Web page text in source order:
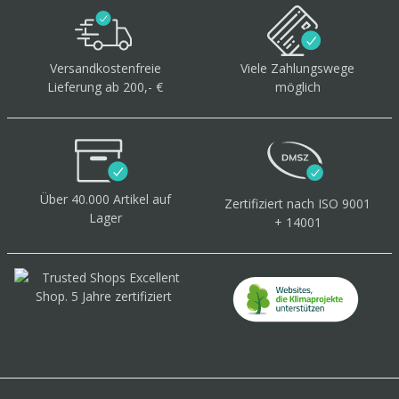
Versandkostenfreie
Lieferung ab 200,- €
Viele Zahlungswege
möglich
Über 40.000 Artikel auf
Lager
Zertifiziert nach ISO 9001
+ 14001